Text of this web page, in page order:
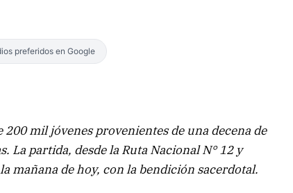
preferidos en Google
200 mil jóvenes provenientes de una decena de
La partida, desde la Ruta Nacional N° 12 y
mañana de hoy, con la bendición sacerdotal.